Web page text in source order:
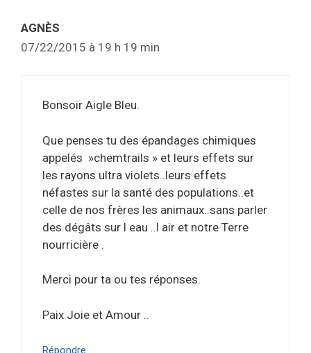
AGNÈS
07/22/2015 à 19 h 19 min
Bonsoir Aigle Bleu.
Que penses tu des épandages chimiques
appelés »chemtrails » et leurs effets sur
les rayons ultra violets..leurs effets
néfastes sur la santé des populations..et
celle de nos frères les animaux..sans parler
des dégâts sur l eau ..l air et notre Terre
nourricière .
Merci pour ta ou tes réponses.
Paix Joie et Amour ..
Répondre